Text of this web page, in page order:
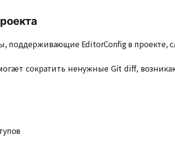
поддерживающие EditorConfig в проекте,
сократить ненужные Git diff,